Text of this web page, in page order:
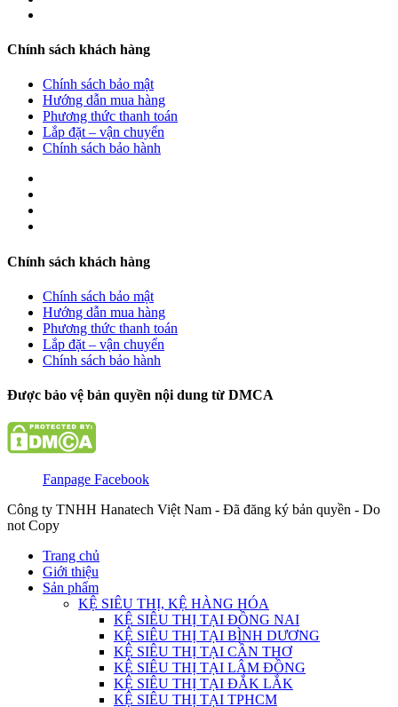
Chính sách khách hàng
Chính sách bảo mật
Hướng dẫn mua hàng
Phương thức thanh toán
Lắp đặt – vận chuyển
Chính sách bảo hành
Chính sách khách hàng
Chính sách bảo mật
Hướng dẫn mua hàng
Phương thức thanh toán
Lắp đặt – vận chuyển
Chính sách bảo hành
Được bảo vệ bản quyền nội dung từ DMCA
Fanpage Facebook
Công ty TNHH Hanatech Việt Nam - Đã đăng ký bản quyền - Do
not Copy
Trang chủ
Giới thiệu
Sản phẩm
KỆ SIÊU THỊ, KỆ HÀNG HÓA
KỆ SIÊU THỊ TẠI ĐỒNG NAI
KỆ SIÊU THỊ TẠI BÌNH DƯƠNG
KỆ SIÊU THỊ TẠI CẦN THƠ
KỆ SIÊU THỊ TẠI LÂM ĐỒNG
KỆ SIÊU THỊ TẠI ĐẮK LẮK
KỆ SIÊU THỊ TẠI TPHCM